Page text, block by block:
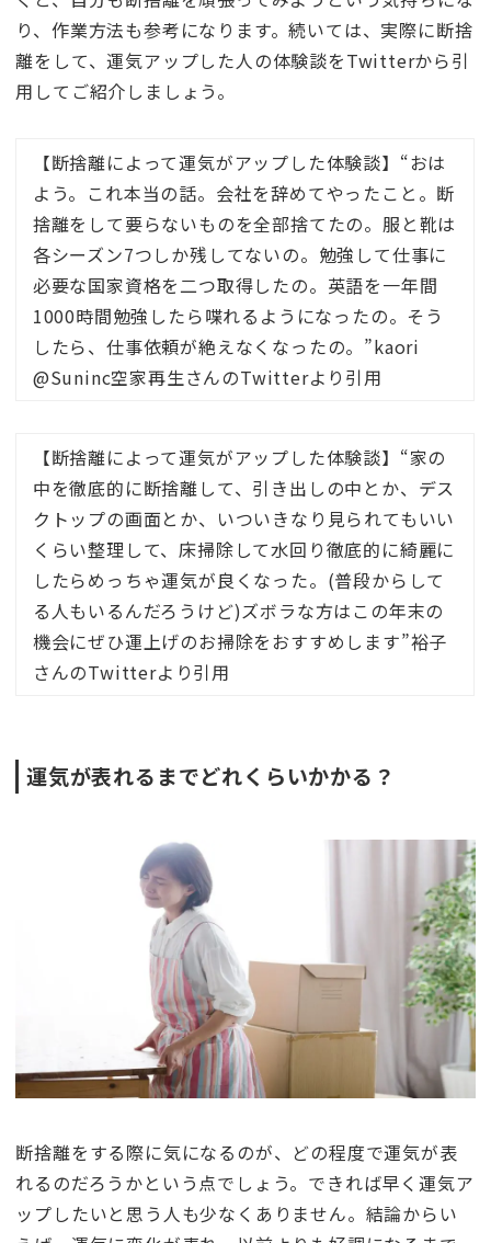
り、作業方法も参考になります。続いては、実際に断捨
離をして、運気アップした人の体験談をTwitterから引
用してご紹介しましょう。
【断捨離によって運気がアップした体験談】“おは
よう。これ本当の話。会社を辞めてやったこと。断
捨離をして要らないものを全部捨てたの。服と靴は
各シーズン7つしか残してないの。勉強して仕事に
必要な国家資格を二つ取得したの。英語を一年間
1000時間勉強したら喋れるようになったの。そう
したら、仕事依頼が絶えなくなったの。”kaori
@Suninc空家再生さんのTwitterより引用
【断捨離によって運気がアップした体験談】“家の
中を徹底的に断捨離して、引き出しの中とか、デス
クトップの画面とか、いついきなり見られてもいい
くらい整理して、床掃除して水回り徹底的に綺麗に
したらめっちゃ運気が良くなった。(普段からして
る人もいるんだろうけど)ズボラな方はこの年末の
機会にぜひ運上げのお掃除をおすすめします”裕子
さんのTwitterより引用
運気が表れるまでどれくらいかかる？
断捨離をする際に気になるのが、どの程度で運気が表
れるのだろうかという点でしょう。できれば早く運気ア
ップしたいと思う人も少なくありません。結論からい